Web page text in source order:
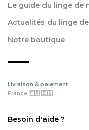
Le guide du linge de
Actualités du linge
Notre boutique
Livraison & paiement
France 🇫🇷 🇪🇺
Besoin d'aide ?